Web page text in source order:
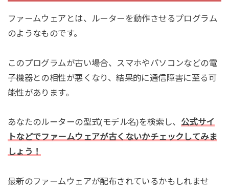
ファームウェアとは、ルーターを動作させるプログラム
のようなものです。
このプログラムが古い場合、スマホやパソコンなどの電
子機器との相性が悪くなり、結果的に通信障害に至る可
能性があります。
あなたのルーターの型式(モデル名)を検索し、 公式サイ
トなどでファームウェアが古くないかチェックしてみま
しょう！
最新のファームウェアが配布されているかもしれませ